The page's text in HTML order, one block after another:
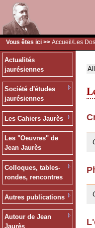
Vous êtes ici >> Accueil /Les
Actualités
jaurésiennes
Société d'études
jaurésiennes
Les Cahiers Jaurès
Les "Oeuvres" de
Jean Jaurès
Colloques, tables-
rondes, rencontres
Autres publications
Autour de Jean
Jaurès